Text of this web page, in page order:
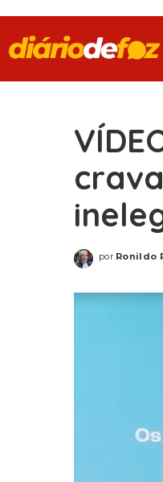
por Ronildo